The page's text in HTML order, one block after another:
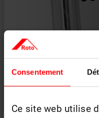
Consentement
Ce site web utilise
Toutes les vidéos